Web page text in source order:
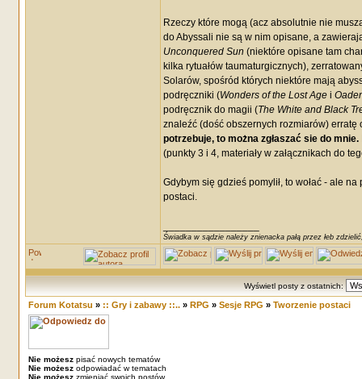
Rzeczy które mogą (acz absolutnie nie
do Abyssali nie są w nim opisane, a
Unconquered Sun (niektóre opisane tam
kilka rytuałów taumaturgicznych),
Solarów, spośród których niektóre mają
podręczniki (Wonders of the Lost Agei
podręcznik do magii (The White and Black
znaleźć (dość obszernych rozmiarów)
potrzebuje, to można zgłaszać sie do mnie.
(punkty 3 i 4, materiały w załącznikach do
Gdybym się gdzieś pomylił, to wołać - ale
postaci.
Świadka w sądzie należy znienacka pałą przez łeb
Wyświetl posty z ostatnich:
Forum Kotatsu » :: Gry i zabawy ::..» RPG » Sesje RPG » Tworzenie postaci
Nie możeszpisać nowych tematów
Nie możeszodpowiadać w tematach
Nie możeszzmieniać swoich postów